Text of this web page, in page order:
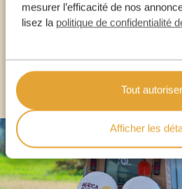
mesurer l’efficacité de nos
lisez la politique de confidentialité
Tout autoriser
Afficher les
AUTRES